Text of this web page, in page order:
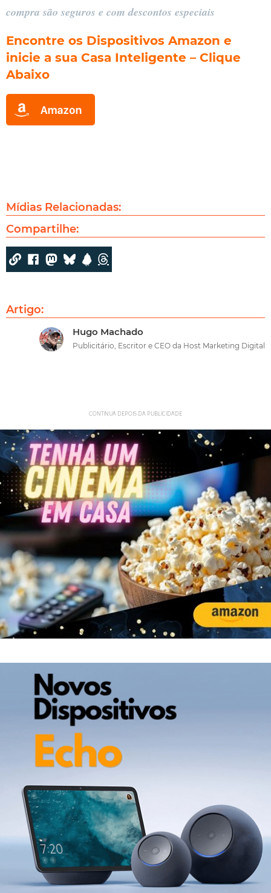
compra são seguros e com descontos especiais
Encontre os Dispositivos Amazon e
inicie a sua Casa Inteligente – Clique
Abaixo
Mídias Relacionadas:
Compartilhe:
Artigo:
Hugo Machado
Publicitário, Escritor e CEO da Host Marketing Digital
CONTINUA DEPOIS DA PUBLICIDADE